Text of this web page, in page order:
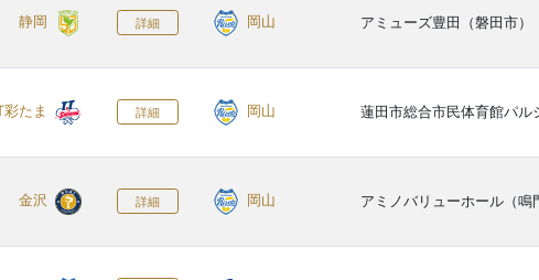
静岡 詳細 岡山 アミューズ豊田（磐田市）
彩たま 詳細 岡山 蓮田市総合市民体育館パル
金沢 詳細 岡山 アミノバリューホール（鳴